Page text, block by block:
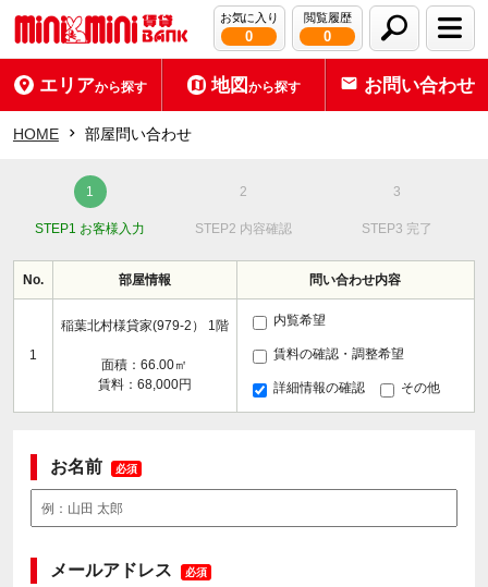
お気に入り
0
閲覧履歴
0
エリアから探す 地図から探す お問い合わせ
HOME 部屋問い合わせ
STEP1 お客様入力 STEP2 内容確認 STEP3 完了
No. 部屋情報 問い合わせ内容
1
稲葉北村様貸家(979-2） 1階
面積：66.00㎡
賃料：68,000円
内覧希望
賃料の確認・調整希望
詳細情報の確認 その他
お名前 必須
メールアドレス 必須